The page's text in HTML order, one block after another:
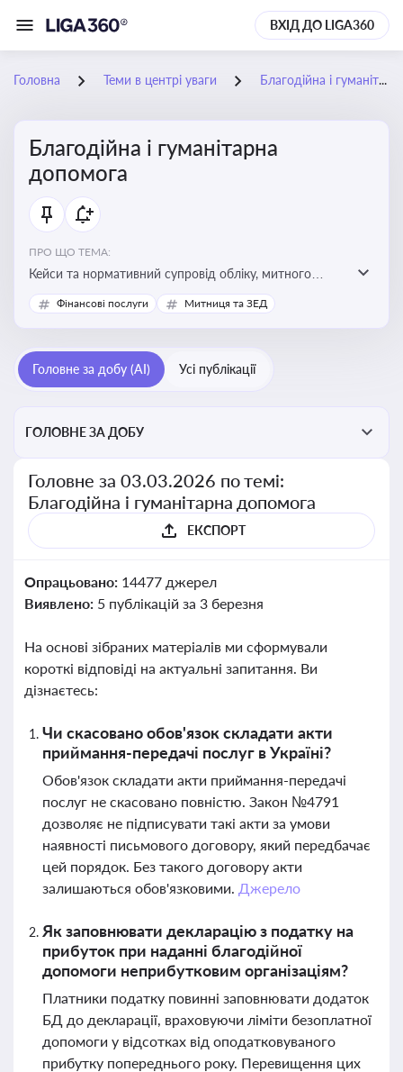
ВХІД ДО LIGA360
Головна Теми в центрі уваги Благодійна і гуманітарна допомога
Благодійна і гуманітарна
допомога
ПРО ЩО ТЕМА:
Кейси та нормативний супровід обліку, митного
оформлення, контролю та утилізації гуманітарної або
благодійної допомоги
Фінансові послуги Митниця та ЗЕД
Головне за добу (AI) Усі публікації
ГОЛОВНЕ ЗА ДОБУ
Головне за 03.03.2026 по темі:
Благодійна і гуманітарна допомога
ЕКСПОРТ
Опрацьовано: 14477 джерел
Виявлено: 5 публікацій за 3 березня
На основі зібраних матеріалів ми сформували
короткі відповіді на актуальні запитання. Ви
дізнаєтесь:
Чи скасовано обов'язок складати акти
приймання-передачі послуг в Україні?
Обов'язок складати акти приймання-передачі
послуг не скасовано повністю. Закон №4791
дозволяє не підписувати такі акти за умови
наявності письмового договору, який передбачає
цей порядок. Без такого договору акти
залишаються обов'язковими. Джерело
Як заповнювати декларацію з податку на
прибуток при наданні благодійної
допомоги неприбутковим організаціям?
Платники податку повинні заповнювати додаток
БД до декларації, враховуючи ліміти безоплатної
допомоги у відсотках від оподатковуваного
прибутку попереднього року. Перевищення цих